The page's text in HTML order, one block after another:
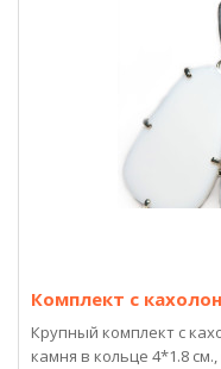
Комплект с
Крупный комплект с
камня в кольце 4*1.8